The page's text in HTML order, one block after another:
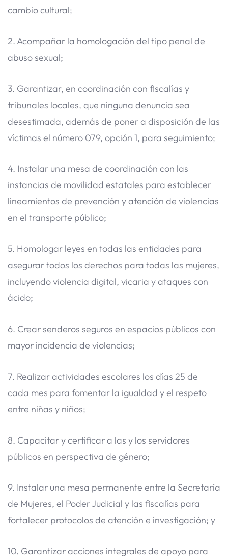
cambio cultural;
2. Acompañar la homologación del tipo penal de
abuso sexual;
3. Garantizar, en coordinación con fiscalías y
tribunales locales, que ninguna denuncia sea
desestimada, además de poner a disposición de las
víctimas el número 079, opción 1, para seguimiento;
4. Instalar una mesa de coordinación con las
instancias de movilidad estatales para establecer
lineamientos de prevención y atención de violencias
en el transporte público;
5. Homologar leyes en todas las entidades para
asegurar todos los derechos para todas las mujeres,
incluyendo violencia digital, vicaria y ataques con
ácido;
6. Crear senderos seguros en espacios públicos con
mayor incidencia de violencias;
7. Realizar actividades escolares los días 25 de
cada mes para fomentar la igualdad y el respeto
entre niñas y niños;
8. Capacitar y certificar a las y los servidores
públicos en perspectiva de género;
9. Instalar una mesa permanente entre la Secretaría
de Mujeres, el Poder Judicial y las fiscalías para
fortalecer protocolos de atención e investigación; y
10. Garantizar acciones integrales de apoyo para